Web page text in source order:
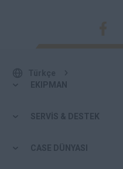
EKIPMAN
SERVİS & DESTEK
CASE DÜNYASI